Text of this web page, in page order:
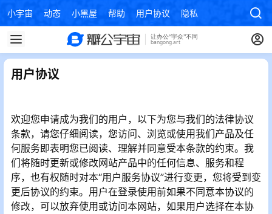
小宇宙 动态 小黑屋 帮助 用户协议 隐私政策
用户协议
欢迎您申请成为我们的用户，以下为您与我们的法律协议
条款，请您仔细阅读，您访问、浏览或使用我们产品及任
何服务即表明您已阅读、理解并同意受本条款的约束。我
们将随时更新或修改网站产品中的任何信息、服务和程
序，也有权随时对本“用户服务协议”进行变更，您将受到变
更后协议的约束。用户在登录使用前如果不同意本协议的
修改，可以放弃使用或访问本网站，如果用户选择在本协